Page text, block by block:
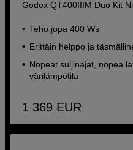
Godox QT400IIIM Duo Kit
Teho jopa 400 Ws
Erittäin helppo ja
Nopeat suljinajat, nopea
värilämpötila
1 369 EUR